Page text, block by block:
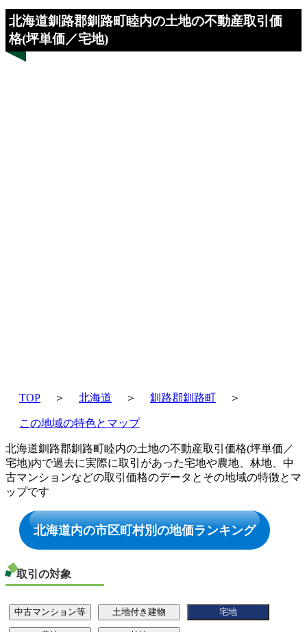
北海道釧路郡釧路町睦内の土地の不動産取引価
格(坪単価／宅地)
TOP ＞ 北海道 ＞ 釧路郡釧路町 ＞
この地域の特色とマップ
北海道釧路郡釧路町睦内の土地の不動産取引価格(坪単価／
宅地)内で過去に実際に取引があった宅地や農地、林地、中
古マンションなどの取引価格のデータとその地域の特徴とマ
ップです
北海道内の市区町村別の地価ランキング
取引の対象